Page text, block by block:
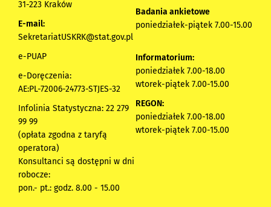
31-223 Kraków
E-mail:
SekretariatUSKRK@stat.gov.pl
e-PUAP
e-Doręczenia:
AE:PL-72006-24773-STJES-32
Infolinia Statystyczna: 22 279
99 99
(opłata zgodna z taryfą
operatora)
Konsultanci są dostępni w dni
robocze:
pon.- pt.: godz. 8.00 - 15.00
Badania ankietowe
poniedziałek-piątek 7.00-15.00
Informatorium:
poniedziałek 7.00-18.00
wtorek-piątek 7.00-15.00
REGON:
poniedziałek 7.00-18.00
wtorek-piątek 7.00-15.00